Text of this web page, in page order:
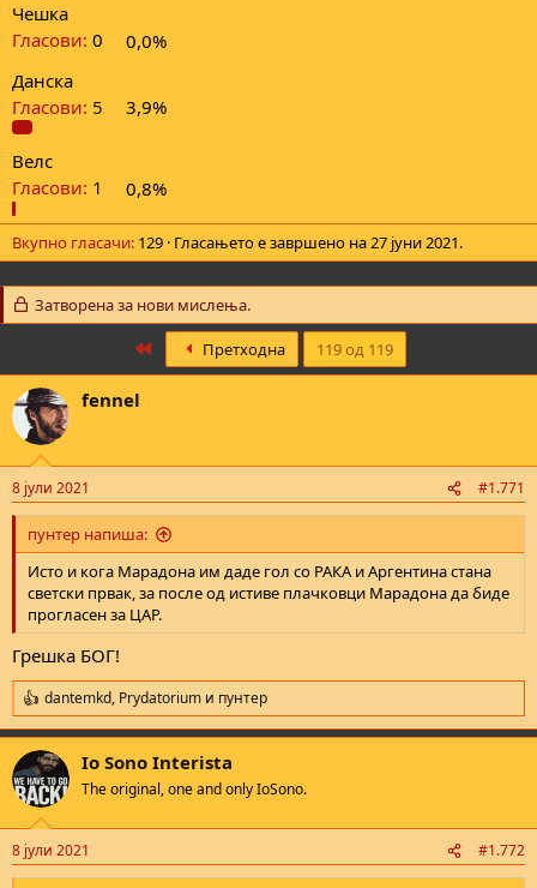
Чешка
Гласови: 0
0,0%
Данска
Гласови: 5 3,9%
Велс
Гласови: 1 0,8%
Вкупно гласачи 129 Гласањето е завршено на27 јуни 2021.
Затворена за нови мислења.
Претходна 119 од 119
fennel
8 јули 2021 #1.771
пунтер напиша:
Исто и кога Марадона им даде гол со РАКА и Аргентина стана
светски првак, за после од истиве плачковци Марадона да биде
прогласен за ЦАР.
Грешка БОГ!
R
e
a
c
t
i
n
s
:
dantemkd, Prydatorium и пунтер
Io Sono Interista
The original, one and only IoSono.
8 јули 2021 #1.772